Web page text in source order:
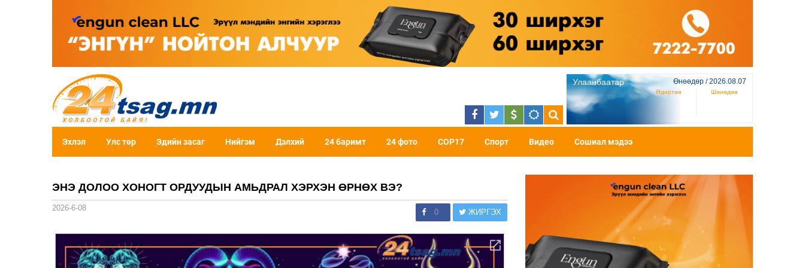
Улаанбаатар Өнөөдөр / 2026.08.07
Өдөртөө Шөнөдөө
Эхлэл Улс төр Эдийн засаг Нийгэм Дэлхий 24 баримт 24 фото COP17 Спорт Видео Сошиал мэдээ
ЭНЭ ДОЛОО ХОНОГТ ОРДУУДЫН АМЬДРАЛ ХЭРХЭН ӨРНӨХ ВЭ?
2026-6-08 0 ЖИРГЭХ